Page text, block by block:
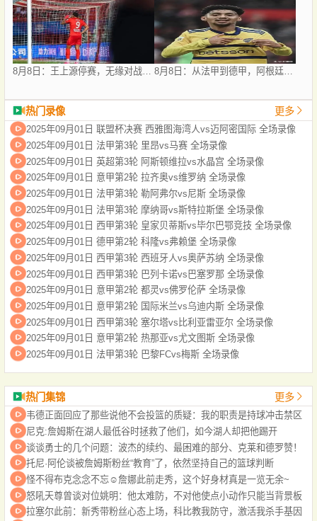
8月8日：王上源停赛，无缘对战西海岸，河南中场失核，郑智率队剑指亚冠！ 8月8日：从法甲到德甲，阿根廷世界杯国脚梅迪纳2500万欧转会勒沃库森
热门录像 更多
2025年09月01日 联盟杯决赛 西雅图海湾人vs迈阿密国际 全场录像
2025年09月01日 法甲第3轮 里昂vs马赛 全场录像
2025年09月01日 英超第3轮 阿斯顿维拉vs水晶宫 全场录像
2025年09月01日 意甲第2轮 拉齐奥vs维罗纳 全场录像
2025年09月01日 法甲第3轮 勒阿弗尔vs尼斯 全场录像
2025年09月01日 法甲第3轮 摩纳哥vs斯特拉斯堡 全场录像
2025年09月01日 西甲第3轮 皇家贝蒂斯vs毕尔巴鄂竞技 全场录像
2025年09月01日 德甲第2轮 科隆vs弗赖堡 全场录像
2025年09月01日 西甲第3轮 西班牙人vs奥萨苏纳 全场录像
2025年09月01日 西甲第3轮 巴列卡诺vs巴塞罗那 全场录像
2025年09月01日 意甲第2轮 都灵vs佛罗伦萨 全场录像
2025年09月01日 意甲第2轮 国际米兰vs乌迪内斯 全场录像
2025年09月01日 西甲第3轮 塞尔塔vs比利亚雷亚尔 全场录像
2025年09月01日 意甲第2轮 热那亚vs尤文图斯 全场录像
2025年09月01日 法甲第3轮 巴黎FCvs梅斯 全场录像
热门集锦 更多
韦德正面回应了那些说他不会投篮的质疑：我的职责是持球冲击禁区
尼克:詹姆斯在湖人最低谷时拯救了他们，如今湖人却把他踢开
谈谈勇士的几个问题：波杰的续约、最困难的部分、克莱和德罗赞！
托尼·阿伦谈被詹姆斯粉丝“教育”了，依然坚持自己的篮球判断
怪不得布克念念不忘☺️詹娜此前走秀，这个好身材真是一览无余~
怒吼天尊曾谈对位姚明：他太难防，不对他使点小动作只能当背景板
拉塞尔此前：新秀带粉丝心态上场，科比教我防守，激活我杀手基因